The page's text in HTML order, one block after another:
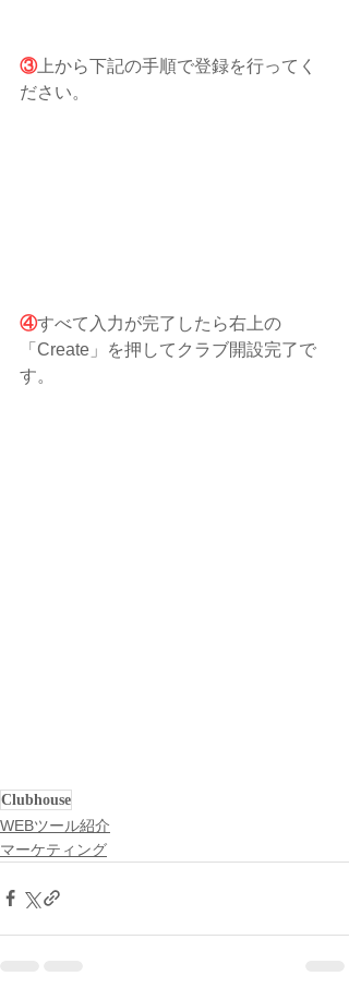
③上から下記の手順で登録を行ってく
ださい。
④すべて入力が完了したら右上の
「Create」を押してクラブ開設完了で
す。
Clubhouse
WEBツール紹介
マーケティング